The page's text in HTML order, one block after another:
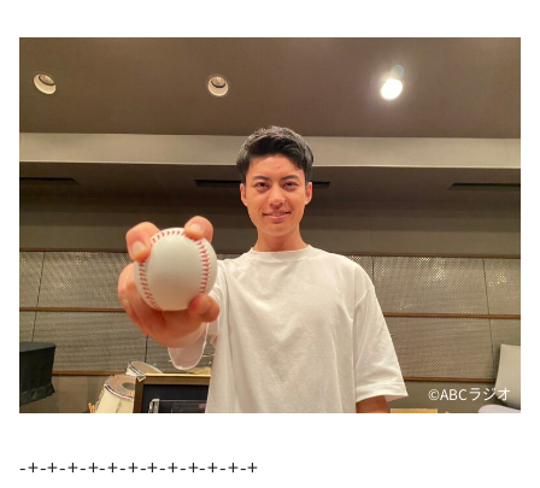
ザキ山小屋本館
ぺこぱのまるスポ
アナ回覧板
©ABCラジオ
-+-+-+-+-+-+-+-+-+-+-+-+